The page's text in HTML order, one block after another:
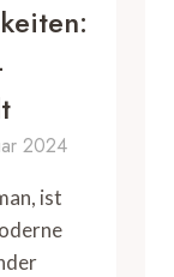
2024
ist